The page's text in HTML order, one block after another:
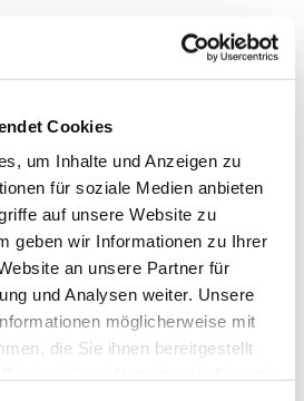
Cookies
um Inhalte und Anzeigen zu
für soziale Medien anbieten
auf unsere Website zu
geben wir Informationen zu Ihrer
an unsere Partner für
und Analysen weiter. Unsere
möglicherweise mit
die Sie ihnen bereitgestellt